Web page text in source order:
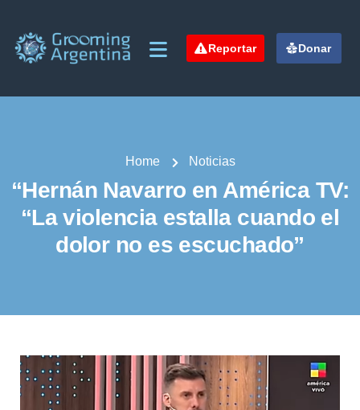
Reportar Donar
Home Noticias
“Hernán Navarro en América TV:
“La violencia estalla cuando el
dolor no es escuchado”